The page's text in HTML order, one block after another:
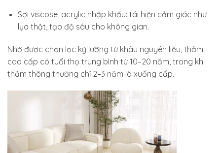
Sợi viscose, acrylic nhập khẩu: tái hiện cảm giác như
lụa thật, tạo độ sâu cho không gian.
Nhờ được chọn lọc kỹ lưỡng từ khâu nguyên liệu, thảm
cao cấp có tuổi thọ trung bình từ 10–20 năm, trong khi
thảm thông thường chỉ 2–3 năm là xuống cấp.